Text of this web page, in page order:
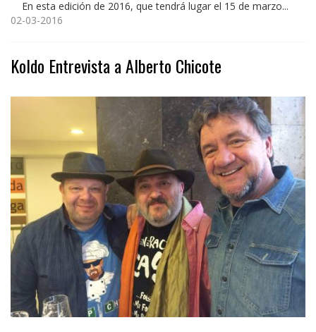
En esta edición de 2016, que tendrá lugar el 15 de marzo...
02-03-2016
Koldo Entrevista a Alberto Chicote